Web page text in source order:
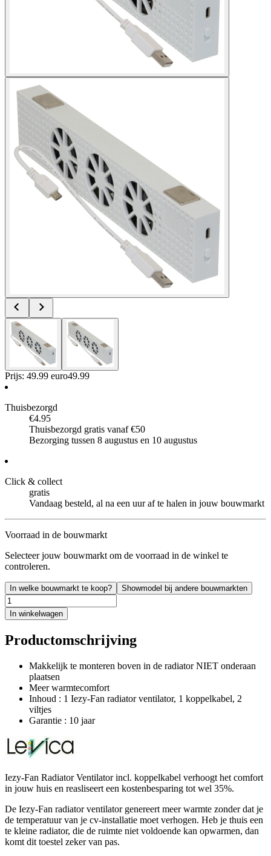
Prijs: 49.99 euro49.99
Thuisbezorgd
€4.95
Thuisbezorgd gratis vanaf €50
Bezorging tussen 8 augustus en 10 augustus
Click & collect
gratis
Vandaag besteld, al na een uur af te halen in jouw bouwmarkt
Voorraad in de bouwmarkt
Selecteer jouw bouwmarkt om de voorraad in de winkel te
controleren.
In welke bouwmarkt te koop? Showmodel bij andere bouwmarkten
In winkelwagen
Productomschrijving
Makkelijk te monteren boven in de radiator NIET onderaan
plaatsen
Meer warmtecomfort
Inhoud : 1 Iezy-Fan radiator ventilator, 1 koppelkabel, 2
viltjes
Garantie : 10 jaar
Iezy-Fan Radiator Ventilator incl. koppelkabel verhoogt het comfort
in jouw huis en reasliseert een kostenbesparing tot wel 35%.
De Iezy-Fan radiator ventilator genereert meer warmte zonder dat je
de temperatuur van je cv-installatie moet verhogen. Heb je thuis een
te kleine radiator, die de ruimte niet voldoende kan opwarmen, dan
komt dit toestel zeker van pas.